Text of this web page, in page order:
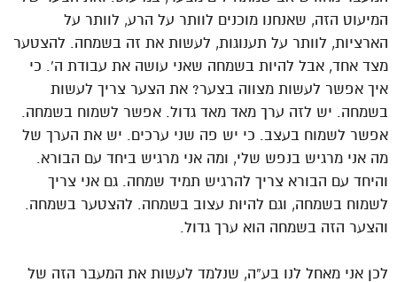
המיעוט הזה, שאנחנו מוכנים לוותר על הרע, לוותר על
הארציות, לוותר על תענוגות, לעשות את זה בשמחה. להצטער
מצד אחד, אבל להיות בשמחה שאני עושה את עבודת ה’. כי
איך אפשר לעשות מצווה בצער? את הצער צריך לעשות
בשמחה. יש לזה ערך מאד מאד גדול. אפשר לשמוח בשמחה.
אפשר לשמוח בעצב. כי יש פה שני ערכים. יש את הערך של
מה אני מרגיש בנפש שלי, ומה אני מרגיש ביחד עם הבורא.
והיחד עם הבורא צריך להרגיש תמיד שמחה. גם אני צריך
לשמוח בשמחה, וגם להיות עצוב בשמחה. להצטער בשמחה.
והצער הזה בשמחה הוא ערך גדול.
לכן אני מאחל לנו בע”ה, שנלמד לעשות את המעבר הזה של